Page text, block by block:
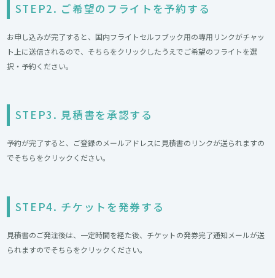
STEP2. ご希望のフライトを予約する
お申し込みが完了すると、国内フライトセルフブック用の専用リンクがチャッ
ト上に送信されるので、そちらをクリックしたうえでご希望のフライトを選
択・予約ください。
STEP3. 見積書を承認する
予約が完了すると、ご登録のメールアドレスに見積書のリンクが送られますの
でそちらをクリックください。
STEP4. チケットを発券する
見積書のご発注後は、一定時間を経た後、チケットの発券完了通知メールが送
られますのでそちらをクリックください。